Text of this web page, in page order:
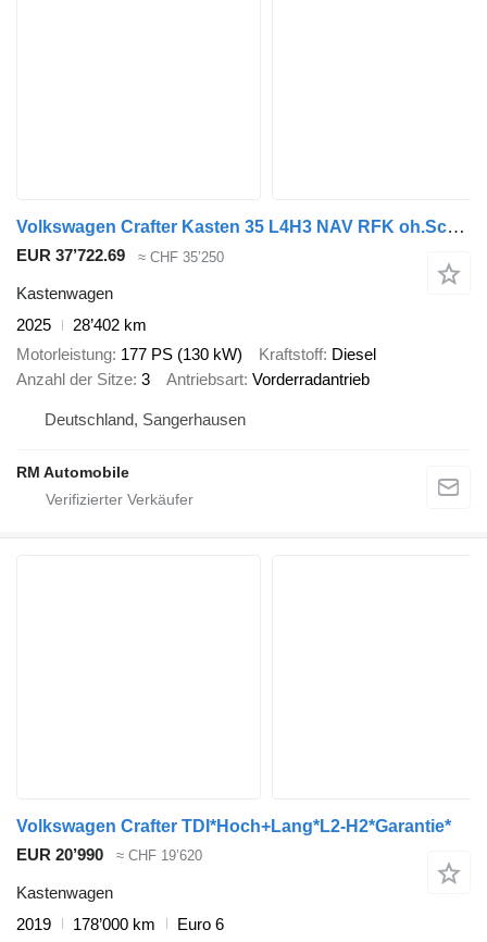
Volkswagen Crafter Kasten 35 L4H3 NAV RFK oh.Schäden 5J.Gar
EUR 37’722.69 ≈ CHF 35’250
Kastenwagen
2025
28’402 km
Motorleistung 177 PS (130 kW) Kraftstoff Diesel
Anzahl der Sitze 3 Antriebsart Vorderradantrieb
Deutschland, Sangerhausen
RM Automobile
Volkswagen Crafter TDI*Hoch+Lang*L2-H2*Garantie*
EUR 20’990
≈ CHF 19’620
Kastenwagen
2019
178’000 km
Euro 6